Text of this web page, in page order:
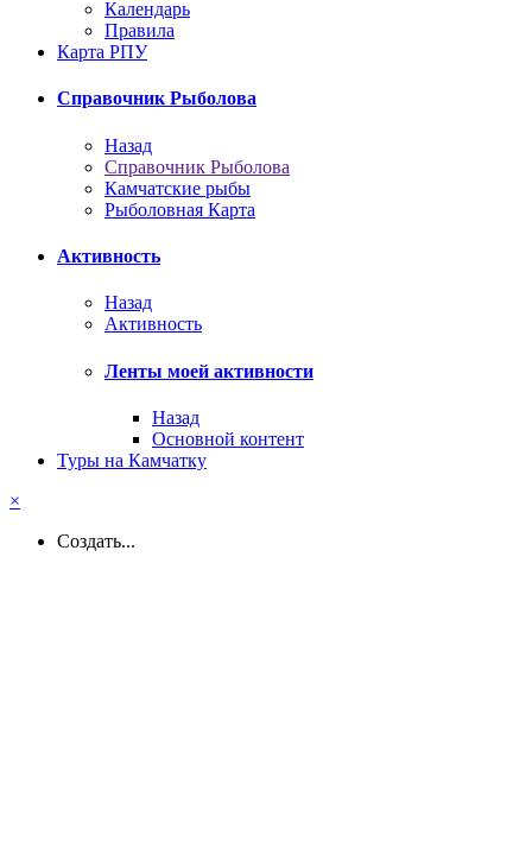
Календарь
Правила
Карта РПУ
Справочник Рыболова
Назад
Справочник Рыболова
Камчатские рыбы
Рыболовная Карта
Активность
Назад
Активность
Ленты моей активности
Назад
Основной контент
Туры на Камчатку
×
Создать...